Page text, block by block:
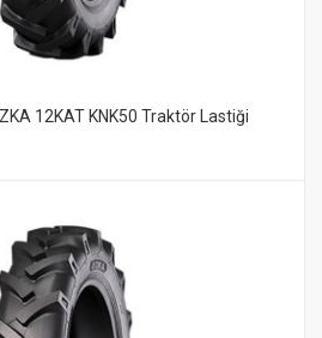
12KAT KNK50 Traktör Lastiği